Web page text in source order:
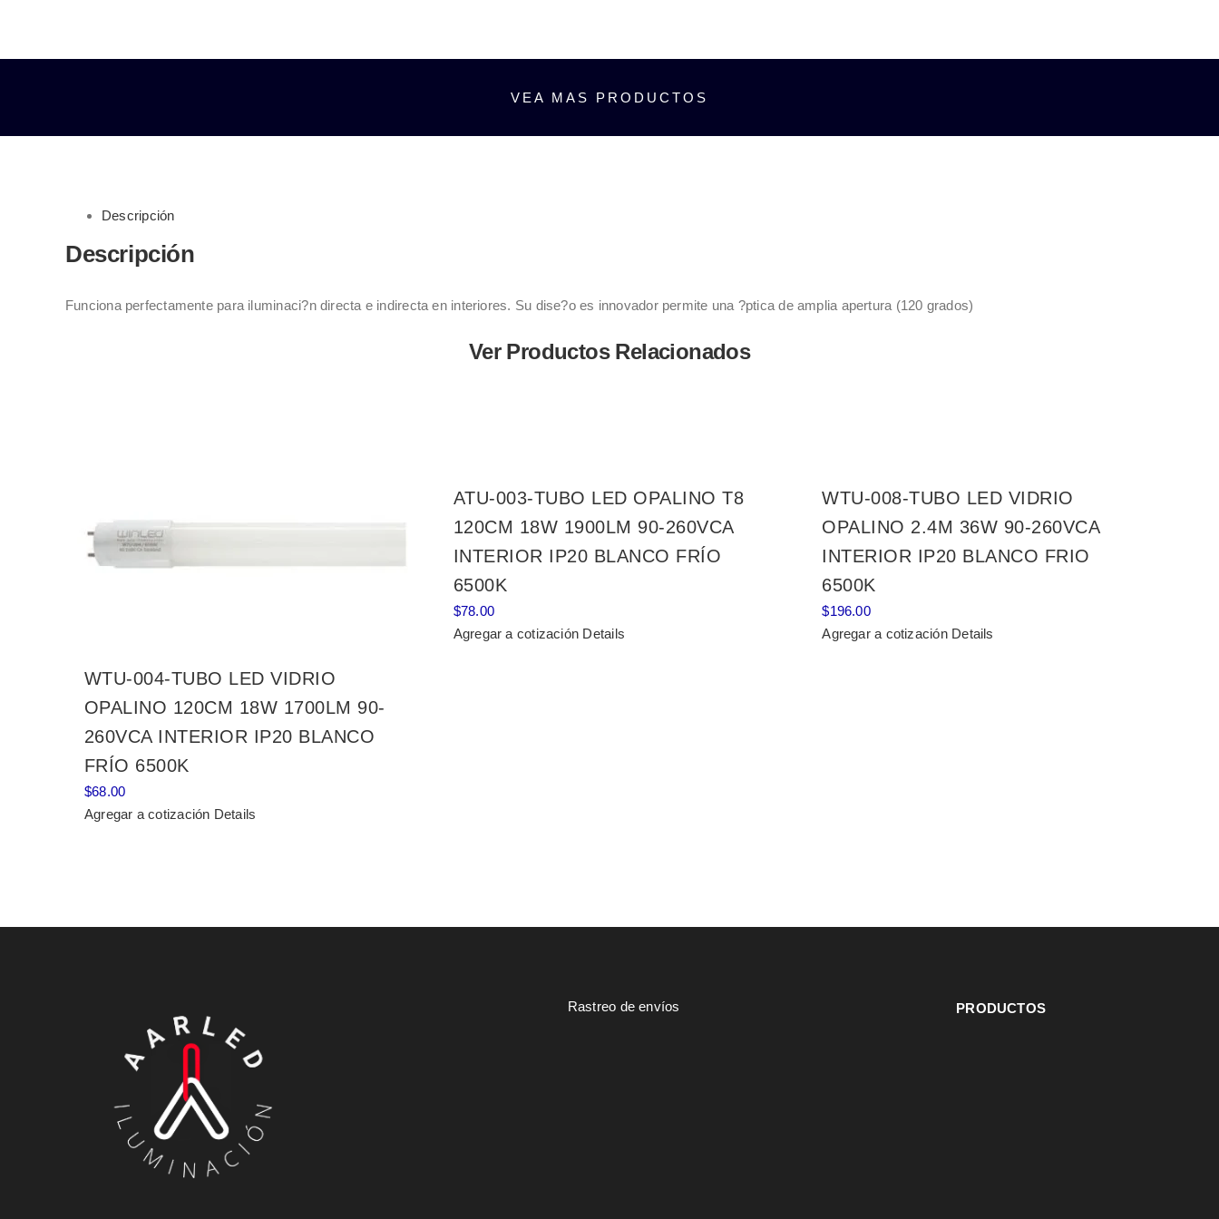
VEA MAS PRODUCTOS
Descripción
Descripción
Funciona perfectamente para iluminaci?n directa e indirecta en interiores. Su dise?o es innovador permite una ?ptica de amplia apertura (120 grados)
Ver Productos Relacionados
WTU-004-TUBO LED VIDRIO
OPALINO 120CM 18W 1700LM 90-
260VCA INTERIOR IP20 BLANCO
FRÍO 6500K
$68.00
Agregar a cotización Details
ATU-003-TUBO LED OPALINO T8
120CM 18W 1900LM 90-260VCA
INTERIOR IP20 BLANCO FRÍO
6500K
$78.00
Agregar a cotización Details
WTU-008-TUBO LED VIDRIO
OPALINO 2.4M 36W 90-260VCA
INTERIOR IP20 BLANCO FRIO
6500K
$196.00
Agregar a cotización Details
Rastreo de envíos PRODUCTOS